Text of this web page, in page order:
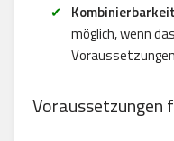
möglich, wenn
Voraussetzungen